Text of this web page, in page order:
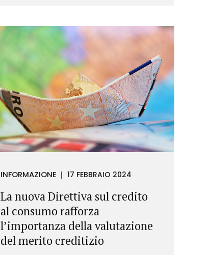
INFORMAZIONE 17 FEBBRAIO 2024
La nuova Direttiva sul credito
al consumo rafforza
l’importanza della valutazione
del merito creditizio